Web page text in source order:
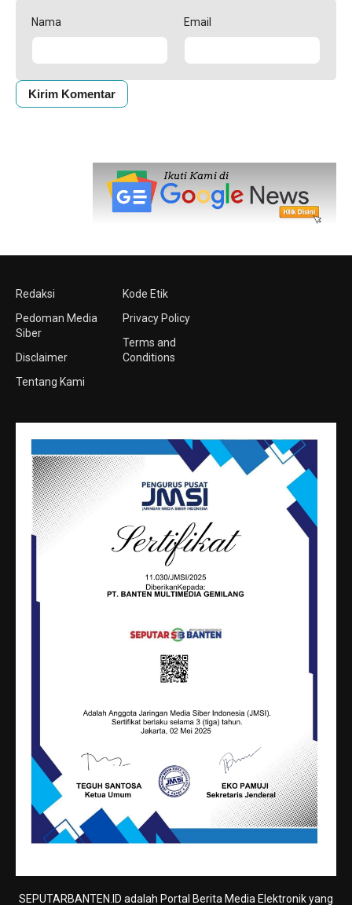
Nama Email
Redaksi
Pedoman Media
Siber
Disclaimer
Tentang Kami
Kode Etik
Privacy Policy
Terms and
Conditions
SEPUTARBANTEN.ID adalah Portal Berita Media Elektronik yang